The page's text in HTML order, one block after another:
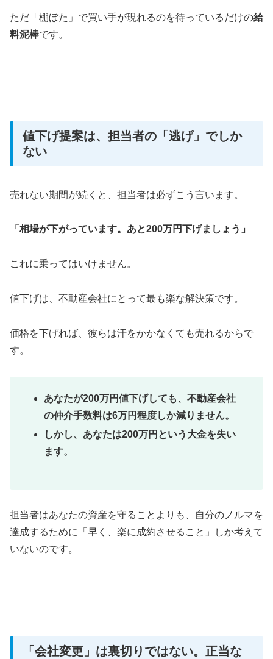
ただ「棚ぼた」で買い手が現れるのを待っているだけの給
料泥棒です。
値下げ提案は、担当者の「逃げ」でしか
ない
売れない期間が続くと、担当者は必ずこう言います。
「相場が下がっています。あと200万円下げましょう」
これに乗ってはいけません。
値下げは、不動産会社にとって最も楽な解決策です。
価格を下げれば、彼らは汗をかかなくても売れるからで
す。
あなたが200万円値下げしても、不動産会社
の仲介手数料は6万円程度しか減りません。
しかし、あなたは200万円という大金を失い
ます。
担当者はあなたの資産を守ることよりも、自分のノルマを
達成するために「早く、楽に成約させること」しか考えて
いないのです。
「会社変更」は裏切りではない。正当な